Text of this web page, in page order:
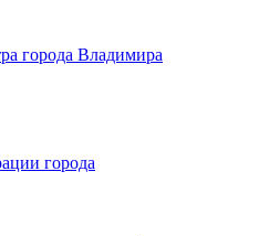
города Владимира
города